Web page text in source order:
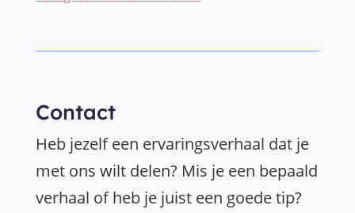
Contact
Heb jezelf een ervaringsverhaal dat je
met ons wilt delen? Mis je een bepaald
verhaal of heb je juist een goede tip?